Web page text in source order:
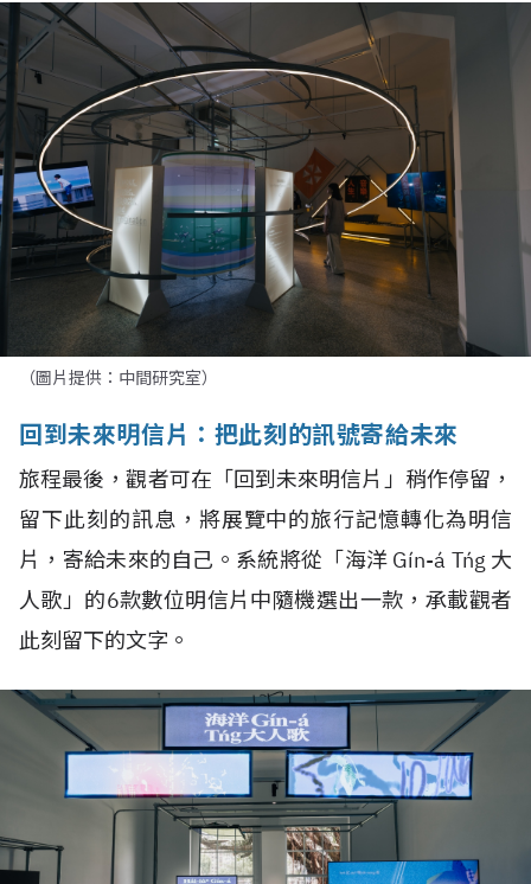
（圖片提供：中間研究室）
回到未來明信片：把此刻的訊號寄給未來
旅程最後，觀者可在「回到未來明信片」稍作停留，
留下此刻的訊息，將展覽中的旅行記憶轉化為明信
片，寄給未來的自己。系統將從「海洋 Gín-á Tńg 大
人歌」的6款數位明信片中隨機選出一款，承載觀者
此刻留下的文字。